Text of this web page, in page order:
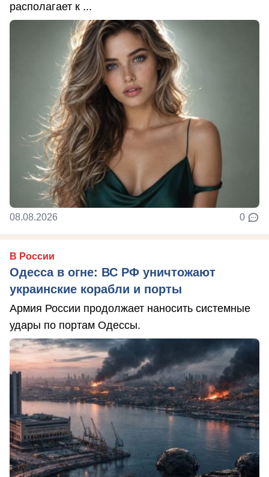
располагает к ...
08.08.2026 0
В России
Одесса в огне: ВС РФ уничтожают
украинские корабли и порты
Армия России продолжает наносить системные
удары по портам Одессы.